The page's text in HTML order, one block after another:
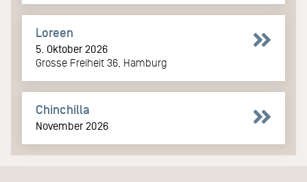
Loreen
5. Oktober 2026
Grosse Freiheit 36, Hamburg
Chinchilla
November 2026